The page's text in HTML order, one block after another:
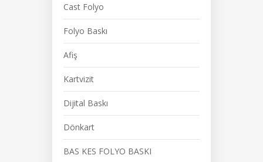
Cast Folyo
Folyo Baskı
Afiş
Kartvizit
Dijital Baskı
Dönkart
BAS KES FOLYO BASKI